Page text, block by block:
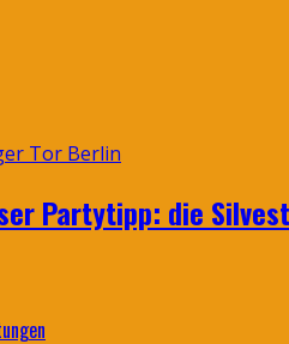
Partytipp: die